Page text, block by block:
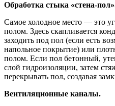
Обработка стыка «стена-
Самое холодное место — это
полом. Здесь скапливается
заходить под пол (если есть
напольное покрытие) или
полом. Если пол бетонный,
слой гидроизоляции, затем
перекрывать пол, создавая
Вентиляционные каналы.